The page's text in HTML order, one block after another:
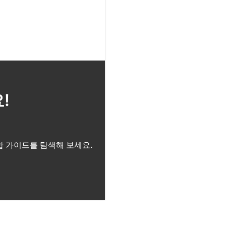
!
가이드를 탐색해 보세요.